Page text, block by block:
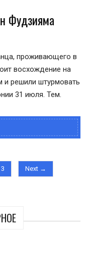
Фудзияма
проживающего в
восхождение на
решили штурмовать
31 июля. Тем.
3 Next →